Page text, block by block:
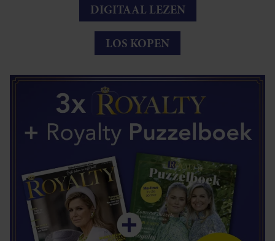
DIGITAAL LEZEN
LOS KOPEN